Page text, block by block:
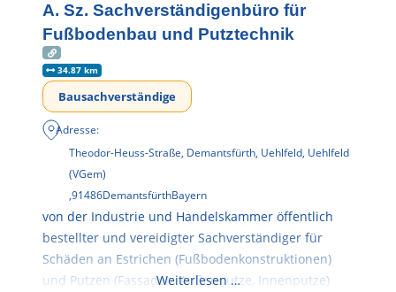
A. Sz. Sachverständigenbüro für
Fußbodenbau und Putztechnik
34.87 km
Bausachverständige
Adresse:
Theodor-Heuss-Straße, Demantsfürth, Uehlfeld, Uehlfeld
(VGem)
,91486DemantsfürthBayern
von der Industrie und Handelskammer öffentlich
bestellter und vereidigter Sachverständiger für
Schäden an Estrichen (Fußbodenkonstruktionen)
und Putzen (Fassaden, Außenputze, Innenputze)
Weiterlesen …